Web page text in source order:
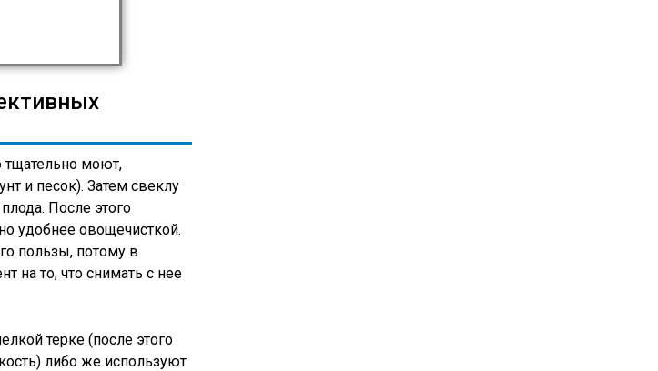
тщательно моют,
и песок). Затем свеклу
После этого
удобнее овощечисткой.
пользы, потому в
на то, что снимать с нее
терке (после этого
либо же используют